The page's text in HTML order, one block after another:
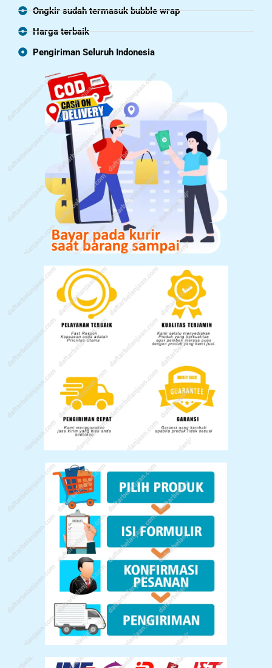
Ongkir sudah termasuk bubble wrap
Harga terbaik
Pengiriman Seluruh Indonesia